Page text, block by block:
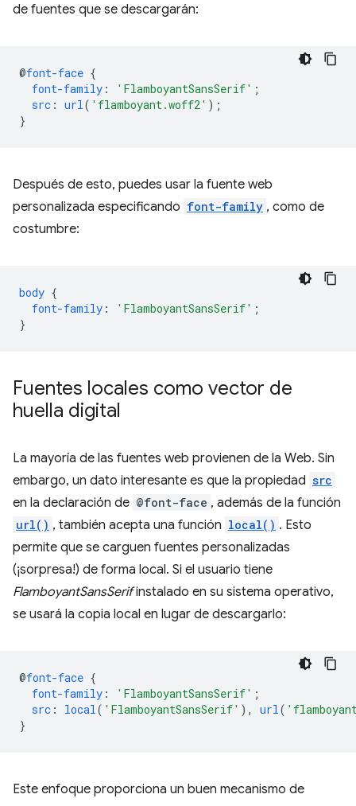
de fuentes que se descargarán:
@font-face {
font-family : 'FlamboyantSansSerif' ;
src : url( 'flamboyant.woff2' );
}
Después de esto, puedes usar la fuente web
personalizada especificando font-family , como de
costumbre:
body {
font-family : 'FlamboyantSansSerif' ;
}
Fuentes locales como vector de
huella digital
La mayoría de las fuentes web provienen de la Web. Sin
embargo, un dato interesante es que la propiedad src
en la declaración de @font-face , además de la función
url() , también acepta una función local() . Esto
permite que se carguen fuentes personalizadas
(¡sorpresa!) de forma local. Si el usuario tiene
FlamboyantSansSerifinstalado en su sistema operativo,
se usará la copia local en lugar de descargarlo:
@font-face {
font-family : 'FlamboyantSansSerif' ;
src : local( 'FlamboyantSansSerif' ), url(
}
Este enfoque proporciona un buen mecanismo de